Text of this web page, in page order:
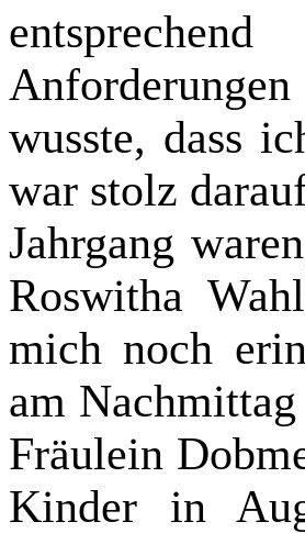
wusste, dass
war stolz
Jahrgang
Roswitha
mich noch
am
Fräulein
Kinder in